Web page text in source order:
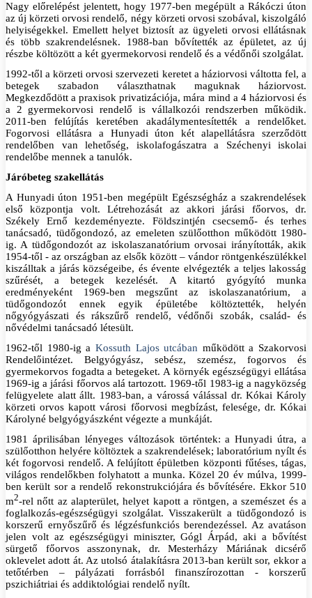
Nagy előrelépést jelentett, hogy 1977-ben megépült a Rákóczi úton
az új körzeti orvosi rendelő, négy körzeti orvosi szobával, kiszolgáló
helyiségekkel. Emellett helyet biztosít az ügyeleti orvosi ellátásnak
és több szakrendelésnek. 1988-ban bővítették az épületet, az új
részbe költözött a két gyermekorvosi rendelő és a védőnői szolgálat.
1992-től a körzeti orvosi szervezeti keretet a háziorvosi váltotta fel, a
betegek szabadon választhatnak maguknak háziorvost.
Megkezdődött a praxisok privatizációja, mára mind a 4 háziorvosi és
a 2 gyermekorvosi rendelő is vállalkozói rendszerben működik.
2011-ben felújítás keretében akadálymentesítették a rendelőket.
Fogorvosi ellátásra a Hunyadi úton két alapellátásra szerződött
rendelőben van lehetőség, iskolafogászatra a Széchenyi iskolai
rendelőbe mennek a tanulók.
Járóbeteg szakellátás
A Hunyadi úton 1951-ben megépült Egészségház a szakrendelések
első központja volt. Létrehozását az akkori járási főorvos, dr.
Székely Ernő kezdeményezte. Földszintjén csecsemő- és terhes
tanácsadó, tüdőgondozó, az emeleten szülőotthon működött 1980-
ig. A tüdőgondozót az iskolaszanatórium orvosai irányították, akik
1954-től - az országban az elsők között – vándor röntgenkészülékkel
kiszálltak a járás községeibe, és évente elvégezték a teljes lakosság
szűrését, a betegek kezelését. A kitartó gyógyító munka
eredményeként 1969-ben megszűnt az iskolaszanatórium, a
tüdőgondozót ennek egyik épületébe költöztették, helyén
nőgyógyászati és rákszűrő rendelő, védőnői szobák, család- és
nővédelmi tanácsadó létesült.
1962-től 1980-ig a Kossuth Lajos utcában működött a Szakorvosi
Rendelőintézet. Belgyógyász, sebész, szemész, fogorvos és
gyermekorvos fogadta a betegeket. A környék egészségügyi ellátása
1969-ig a járási főorvos alá tartozott. 1969-től 1983-ig a nagyközség
felügyelete alatt állt. 1983-ban, a várossá válással dr. Kókai Károly
körzeti orvos kapott városi főorvosi megbízást, felesége, dr. Kókai
Károlyné belgyógyászként végezte a munkáját.
1981 áprilisában lényeges változások történtek: a Hunyadi útra, a
szülőotthon helyére költöztek a szakrendelések; laboratórium nyílt és
két fogorvosi rendelő. A felújított épületben központi fűtéses, tágas,
világos rendelőkben folyhatott a munka. Közel 20 év múlva, 1999-
ben került sor a rendelő rekonstrukciójára és bővítésére. Ekkor 510
m2-rel nőtt az alapterület, helyet kapott a röntgen, a szemészet és a
foglalkozás-egészségügyi szolgálat. Visszakerült a tüdőgondozó is
korszerű ernyőszűrő és légzésfunkciós berendezéssel. Az avatáson
jelen volt az egészségügyi miniszter, Gógl Árpád, aki a bővítést
sürgető főorvos asszonynak, dr. Mesterházy Máriának dicsérő
oklevelet adott át. Az utolsó átalakításra 2013-ban került sor, ekkor a
tetőtérben – pályázati forrásból finanszírozottan - korszerű
pszichiátriai és addiktológiai rendelő nyílt.